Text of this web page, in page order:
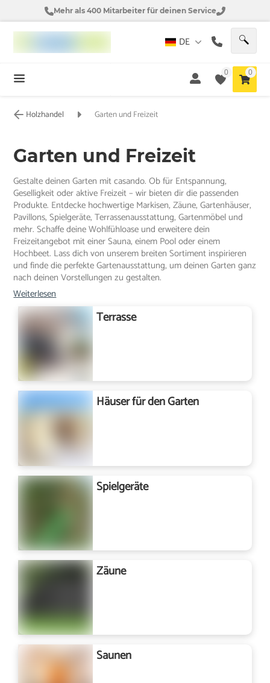
Mehr als 400 Mitarbeiter für deinen Service
DE
0 0
Holzhandel Garten und Freizeit
Garten und Freizeit
Gestalte deinen Garten mit casando. Ob für Entspannung,
Geselligkeit oder aktive Freizeit – wir bieten dir die passenden
Produkte. Entdecke hochwertige Markisen, Zäune, Gartenhäuser,
Pavillons, Spielgeräte, Terrassenausstattung, Gartenmöbel und
mehr. Schaffe deine Wohlfühloase und erweitere dein
Freizeitangebot mit einer Sauna, einem Pool oder einem
Hochbeet. Lass dich von unserem breiten Sortiment inspirieren
und finde die perfekte Gartenausstattung, um deinen Garten ganz
nach deinen Vorstellungen zu gestalten.
Weiterlesen
Terrasse
Häuser für den Garten
Spielgeräte
Zäune
Saunen